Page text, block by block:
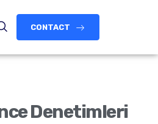
CONTACT
Denetimleri